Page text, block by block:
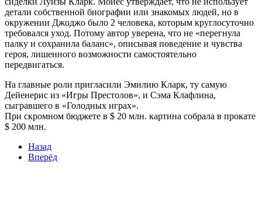
детали собственной биографии или знакомых людей, но в
окружении Джоджо было 2 человека, которым круглосуточно
требовался уход. Потому автор уверена, что не «перегнула
палку и сохранила баланс», описывая поведение и чувства
героя, лишенного возможности самостоятельно
передвигаться.
На главные роли пригласили Эмилию Кларк, ту самую
Дейенерис из «Игры Престолов», и Сэма Клафлина,
сыгравшего в «Голодных играх».
При скромном бюджете в $ 20 млн. картина собрала в прокате
$ 200 млн.
Назад
Вперёд